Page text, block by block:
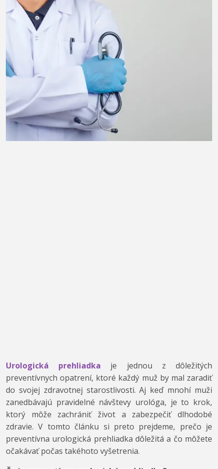
Urologická prehliadka je jednou z dôležitých
preventívnych opatrení, ktoré každý muž by mal zaradiť
do svojej zdravotnej starostlivosti. Aj keď mnohí muži
zanedbávajú pravidelné návštevy urológa, je to krok,
ktorý môže zachrániť život a zabezpečiť dlhodobé
zdravie. V tomto článku si preto prejdeme, prečo je
preventívna urologická prehliadka dôležitá a čo môžete
očakávať počas takéhoto vyšetrenia.